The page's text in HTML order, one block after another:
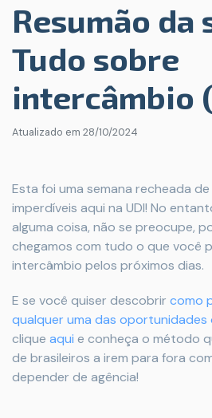
Resumão da
Tudo sobre
intercâmbio
Atualizado em 28/10/2024
Esta foi uma semana recheada
imperdíveis aqui na UDI! No
alguma coisa, não se preocupe,
chegamos com tudo o que você
intercâmbio pelos próximos dias.
E se você quiser descobrir como
qualquer uma das oportunidades
clique aqui e conheça o método
de brasileiros a irem para fora
depender de agência!